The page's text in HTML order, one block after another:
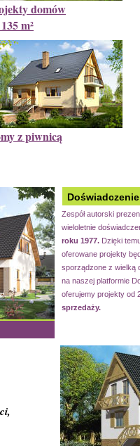
domów
m²
z piwnicą
Doświadczenie
Zespół autorski
wieloletnie
roku 1977.Dzięki
oferowane projekty
sporządzone z wielką
na naszej platformie
oferujemy projekty od
sprzedaży.